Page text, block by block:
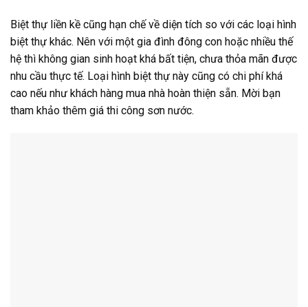
Biệt thự liền kề cũng hạn chế về diện tích so với các loại hình
biệt thự khác. Nên với một gia đình đông con hoặc nhiều thế
hệ thì không gian sinh hoạt khá bất tiện, chưa thỏa mãn được
nhu cầu thực tế. Loại hình biệt thự này cũng có chi phí khá
cao nếu như khách hàng mua nhà hoàn thiện sẵn. Mời bạn
tham khảo thêm giá thi công sơn nước.